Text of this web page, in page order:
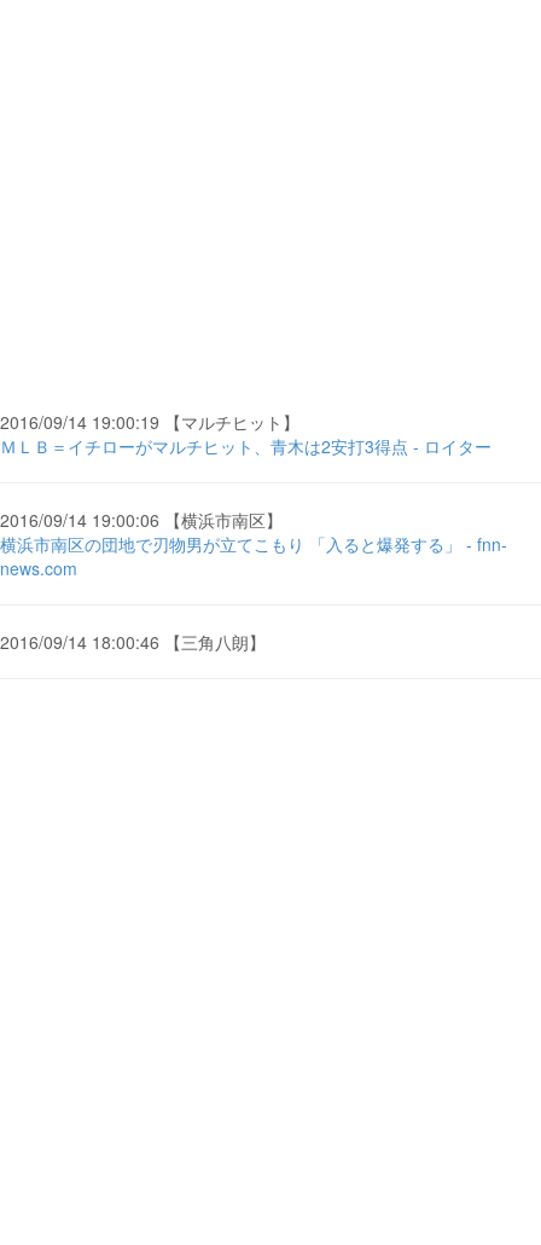
2016/09/14 19:00:19 【マルチヒット】
ＭＬＢ＝イチローがマルチヒット、青木は2安打3得点 - ロイター
2016/09/14 19:00:06 【横浜市南区】
横浜市南区の団地で刃物男が立てこもり 「入ると爆発する」 - fnn-
news.com
2016/09/14 18:00:46 【三角八朗】